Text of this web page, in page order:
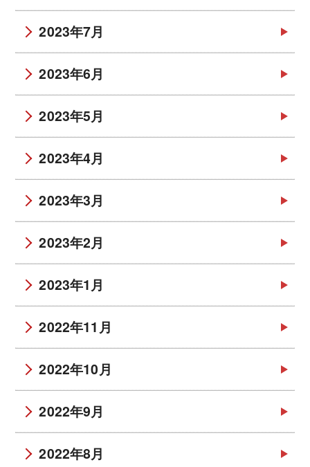
2023年7月
2023年6月
2023年5月
2023年4月
2023年3月
2023年2月
2023年1月
2022年11月
2022年10月
2022年9月
2022年8月